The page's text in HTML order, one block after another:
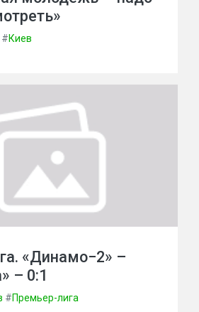
#Киев
«Динамо−2» –
– 0:1
#Премьер-лига